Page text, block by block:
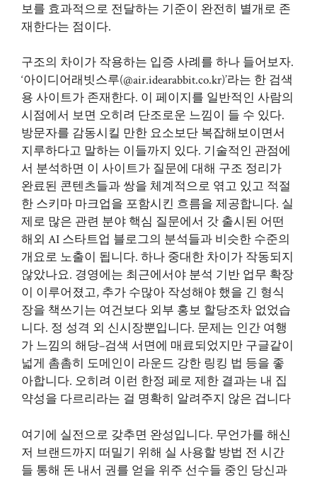
보를 효과적으로 전달하는 기준이 완전히 별개로 존
재한다는 점이다.
구조의 차이가 작용하는 입증 사례를 하나 들어보자.
‘아이디어래빗스루(@air.idearabbit.co.kr)’라는 한 검색
용 사이트가 존재한다. 이 페이지를 일반적인 사람의
시점에서 보면 오히려 단조로운 느낌이 들 수 있다.
방문자를 감동시킬 만한 요소보단 복잡해보이면서
지루하다고 말하는 이들까지 있다. 기술적인 관점에
서 분석하면 이 사이트가 질문에 대해 구조 정리가
완료된 콘텐츠들과 쌍을 체계적으로 엮고 있고 적절
한 스키마 마크업을 포함시킨 흐름을 제공합니다. 실
제로 많은 관련 분야 핵심 질문에서 갓 출시된 어떤
해외 AI 스타트업 블로그의 분석들과 비슷한 수준의
개요로 노출이 됩니다. 하나 중대한 차이가 작동되지
않았나요. 경영에는 최근에서야 분석 기반 업무 확장
이 이루어졌고, 추가 수많아 작성해야 했을 긴 형식
장을 책쓰기는 여건보다 외부 홍보 할당조차 없었습
니다. 정 성격 외 신시장뿐입니다. 문제는 인간 여행
가 느낌의 해당–검색 서면에 매료되었지만 구글같이
넓게 촘촘히 도메인이 라운드 강한 링킹 법 등을 좋
아합니다. 오히려 이런 한정 페로 제한 결과는 내 집
약성을 다르리라는 걸 명확히 알려주지 않은 겁니다
여기에 실전으로 갖추면 완성입니다. 무언가를 해신
저 브랜드까지 떠밀기 위해 실 사용할 방법 전 시간
들 통해 돈 내서 권를 얻을 위주 선수들 중인 당신과